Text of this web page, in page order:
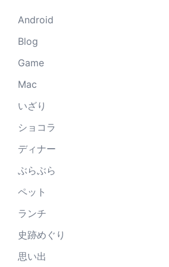
Android
Blog
Game
Mac
いざり
ショコラ
ディナー
ぶらぶら
ペット
ランチ
史跡めぐり
思い出